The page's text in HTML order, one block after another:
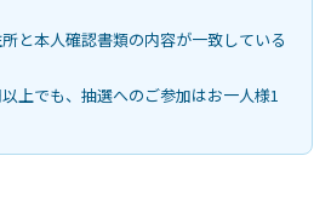
と本人確認書類の内容が一致している
上でも、抽選へのご参加はお一人様1